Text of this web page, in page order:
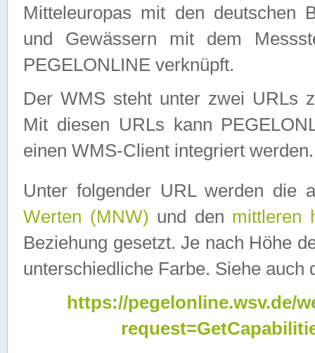
Mitteleuropas mit den deutschen
und Gewässern mit dem
PEGELONLINE verknüpft.
Der WMS steht unter zwei URLs
Mit diesen URLs kann
einen WMS-Client integriert werden.
Unter folgender URL werden die
Werten (MNW) und den mittleren
Beziehung gesetzt. Je nach Höhe
unterschiedliche Farbe. Siehe auch
https://pegelonline.wsv.de/